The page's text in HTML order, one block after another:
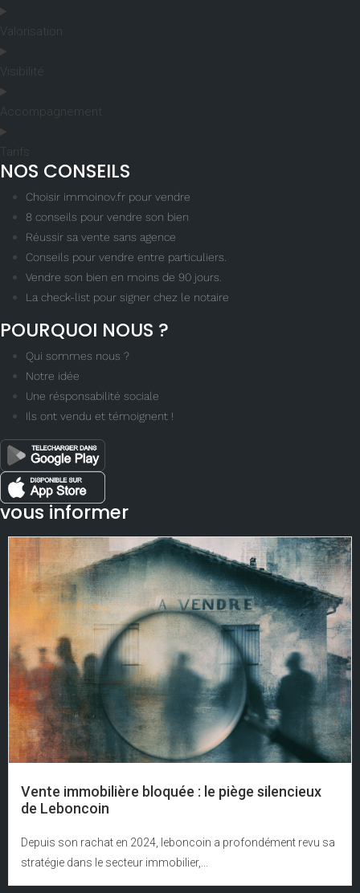
Valorisation
Visibilité
Accompagnement
Tarifs
NOS CONSEILS
Choisir immoinov.fr pour vendre
8 conseils pour vendre son bien
Réussir sa vente sans agence
Conseils pour vendre entre particuliers.
Vendre son bien en moins de 90 jours.
La check-list pour signer chez le notaire
POURQUOI NOUS ?
Qui sommes nous ?
Notre idée
Une résponsabilité sociale
Ils ont vendu et témoignent !
vous informer
Vente immobilière bloquée : le piège silencieux
de Leboncoin
Depuis son rachat en 2024, leboncoin a profondément revu sa
stratégie dans le secteur immobilier,...